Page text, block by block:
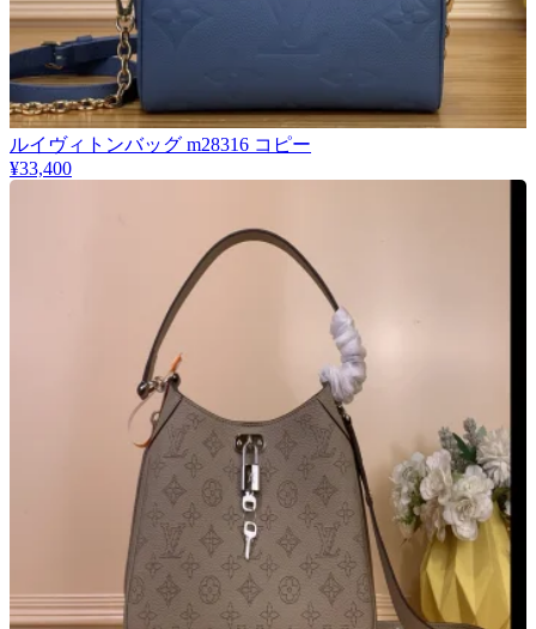
ルイヴィトンバッグ m28316 コピー
¥33,400